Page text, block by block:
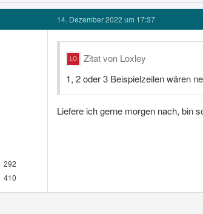
292
410
14. Dezember 2022 um 17:37
Zitat von Loxley
1, 2 oder 3 Beispielzeilen wären
Liefere ich gerne morgen nach, bin